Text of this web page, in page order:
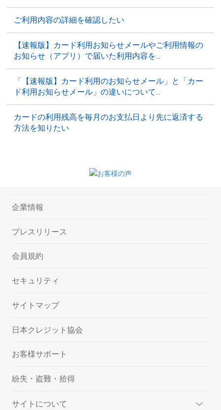
ご利用内容の詳細を確認したい
【速報版】カード利用お知らせメールやご利用情報の
お知らせ（アプリ）で届いた利用内容を...
「【速報版】カード利用のお知らせメール」と「カー
ド利用お知らせメール」の違いについて...
カードの利用残高を毎月のお支払日より先に返済する
方法を知りたい
企業情報
プレスリリース
会員規約
セキュリティ
サイトマップ
日本クレジット協会
お客様サポート
紛失・盗難・拾得
サイトについて